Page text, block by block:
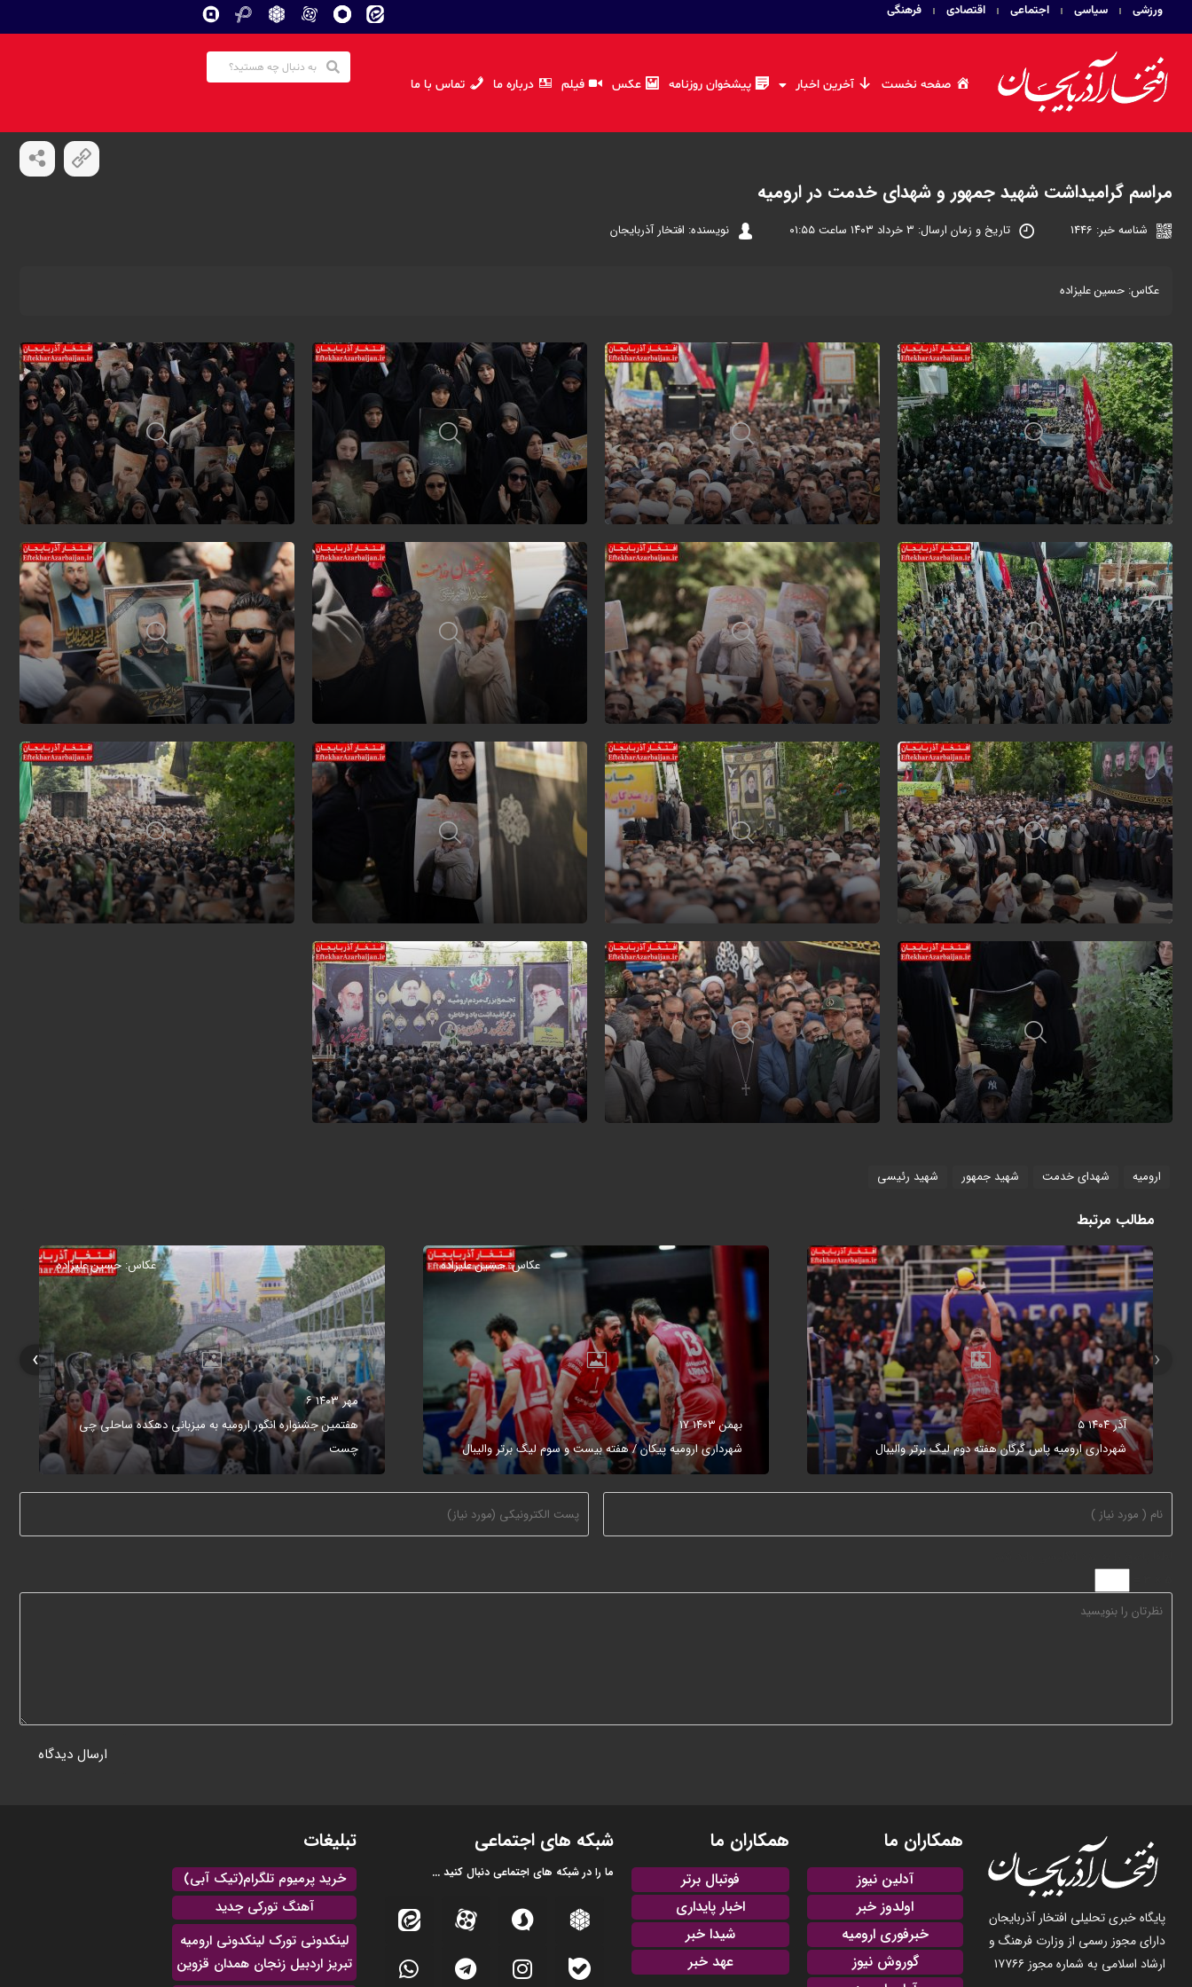
ورزشی سیاسی اجتماعی اقتصادی فرهنگی
صفحه نخست آخرین اخبار پیشخوان روزنامه عکس فیلم درباره ما تماس با ما
مراسم گرامیداشت شهید جمهور و شهدای خدمت در ارومیه
شناسه خبر: 1446 تاریخ و زمان ارسال: ۳ خرداد ۱۴۰۳ ساعت ۰۱:۵۵ نویسنده: افتخار آذربایجان
عکاس: حسین علیزاده
ارومیه شهدای خدمت شهید جمهور شهید رئیسی
مطالب مرتبط
۵ آذر ۱۴۰۴
شهرداری ارومیه پاس گرگان هفته دوم لیگ برتر والیبال
۱۷ بهمن ۱۴۰۳
شهرداری ارومیه پیکان / هفته بیست و سوم لیگ برتر والیبال
عکاس: حسین علیزاده
۶ مهر ۱۴۰۳
هفتمین جشنواره انگور ارومیه به میزبانی دهکده ساحلی چی
چست
عکاس: حسین علیزاده
‹
›
پایگاه خبری تحلیلی افتخار آذربایجان
دارای مجوز رسمی از وزارت فرهنگ و
ارشاد اسلامی به شماره مجوز ۱۷۷۶۶
همکاران ما
آدلین نیوز
اولدوز خبر
خبرفوری ارومیه
گوروش نیوز
همکاران ما
فوتبال برتر
اخبار پایداری
شیدا خبر
عهد خبر
شبکه های اجتماعی
ما را در شبکه های اجتماعی دنبال کنید ...
تبلیغات
خرید پرمیوم تلگرام(تیک آبی)
آهنگ تورکی جدید
لینکدونی تورک لینکدونی ارومیه
تبریز اردبیل زنجان همدان قزوین